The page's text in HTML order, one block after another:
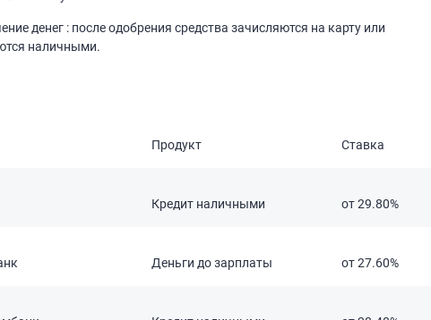
денег : после одобрения средства зачисляются на карту или
наличными.
Продукт Ставка
Кредит наличными от 29.80%
Деньги до зарплаты от 27.60%